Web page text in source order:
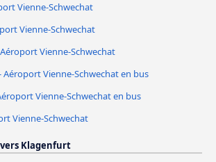
Vienne-Schwechat
Vienne-Schwechat
Vienne-Schwechat
Aéroport Vienne-Schwechat en bus
Vienne-Schwechat en bus
Vienne-Schwechat
Klagenfurt